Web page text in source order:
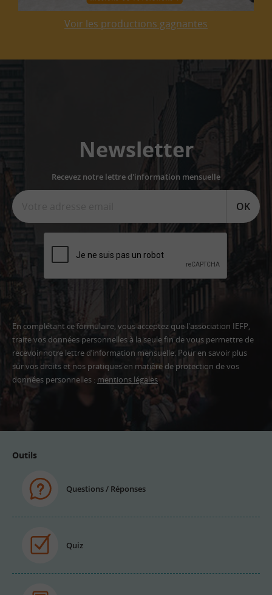
Voir les productions gagnantes
Newsletter
Recevez notre lettre d'information mensuelle
OK
En complétant ce formulaire, vous acceptez que l'association IEFP,
traite vos données personnelles à la seule fin de vous permettre de
recevoir notre lettre d’information mensuelle. Pour en savoir plus
sur vos droits et nos pratiques en matière de protection de vos
données personnelles : mentions légales
Outils
Questions / Réponses
Quiz